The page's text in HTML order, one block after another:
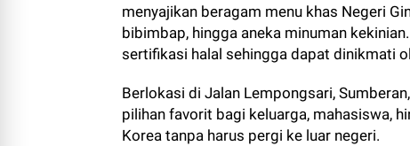
menyajikan beragam menu khas Negeri
bibimbap, hingga aneka minuman
sertifikasi halal sehingga dapat dinikmati
Berlokasi di Jalan Lempongsari,
pilihan favorit bagi keluarga, mahasiswa,
Korea tanpa harus pergi ke luar negeri.